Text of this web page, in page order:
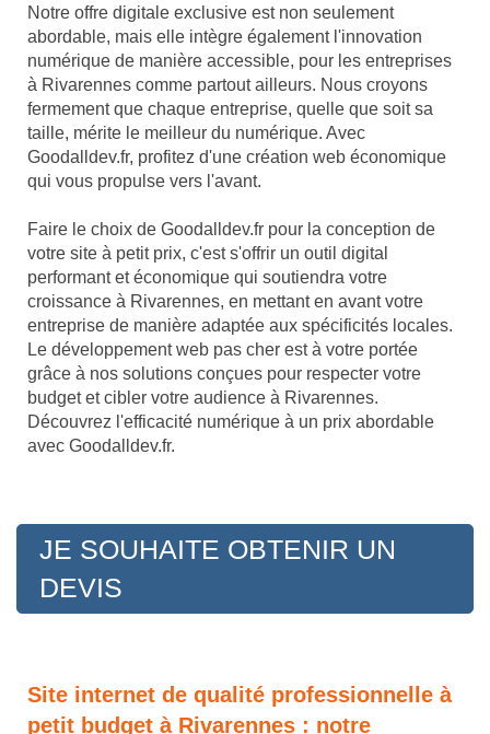
Notre offre digitale exclusive est non seulement
abordable, mais elle intègre également l'innovation
numérique de manière accessible, pour les entreprises
à Rivarennes comme partout ailleurs. Nous croyons
fermement que chaque entreprise, quelle que soit sa
taille, mérite le meilleur du numérique. Avec
Goodalldev.fr, profitez d'une création web économique
qui vous propulse vers l'avant.
Faire le choix de Goodalldev.fr pour la conception de
votre site à petit prix, c'est s'offrir un outil digital
performant et économique qui soutiendra votre
croissance à Rivarennes, en mettant en avant votre
entreprise de manière adaptée aux spécificités locales.
Le développement web pas cher est à votre portée
grâce à nos solutions conçues pour respecter votre
budget et cibler votre audience à Rivarennes.
Découvrez l'efficacité numérique à un prix abordable
avec Goodalldev.fr.
JE SOUHAITE OBTENIR UN
DEVIS
Site internet de qualité professionnelle à
petit budget à Rivarennes : notre